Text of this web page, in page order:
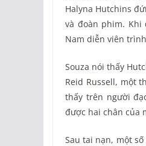
Halyna Hutchins
và đoàn phim.
Nam diễn viên
Souza nói thấy
Reid Russell, một
thấy trên người
được hai chân của
Sau tai nạn, một